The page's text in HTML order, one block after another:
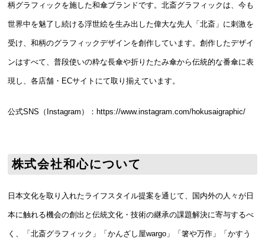
柄グラフィックを施した和傘ブランドです。北斎グラフィックは、今も
世界中を魅了し続ける浮世絵を生み出した偉大な先人「北斎」に刺激を
受け、和柄のグラフィックデザインを創作しています。創作したデザイ
ンはすべて、普段使いの粋な長傘や折りたたみ傘から伝統的な番傘に表
現し、各店舗・ECサイトにて取り揃えています。
公式SNS（Instagram）： https://www.instagram.com/hokusaigraphic/
株式会社和心について
日本文化を取り入れたライフスタイル提案を通じて、国内外の人々が日
本に触れる機会の創出と伝統文化・技術の継承の課題解決に寄与するべ
く、「北斎グラフィック」「かんざし屋wargo」「箸や万作」「かすう